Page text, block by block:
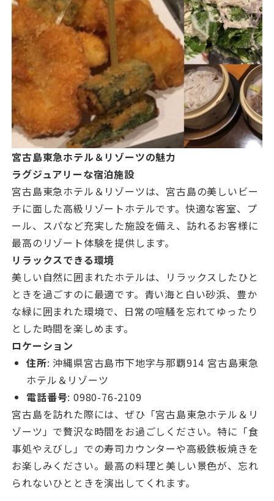
宮古島東急ホテル＆リゾーツの魅力
ラグジュアリーな宿泊施設
宮古島東急ホテル＆リゾーツは、宮古島の美しいビー
チに面した高級リゾートホテルです。快適な客室、プ
ール、スパなど充実した施設を備え、訪れるお客様に
最高のリゾート体験を提供します。
リラックスできる環境
美しい自然に囲まれたホテルは、リラックスしたひと
ときを過ごすのに最適です。青い海と白い砂浜、豊か
な緑に囲まれた環境で、日常の喧騒を忘れてゆったり
とした時間を楽しめます。
ロケーション
住所: 沖縄県宮古島市下地字与那覇914 宮古島東急
ホテル＆リゾーツ
電話番号: 0980-76-2109
宮古島を訪れた際には、ぜひ「宮古島東急ホテル＆リ
ゾーツ」で贅沢な時間をお過ごしください。特に「食
事処やえびし」での寿司カウンターや高級鉄板焼きを
お楽しみください。最高の料理と美しい景色が、忘れ
られないひとときを演出してくれます。